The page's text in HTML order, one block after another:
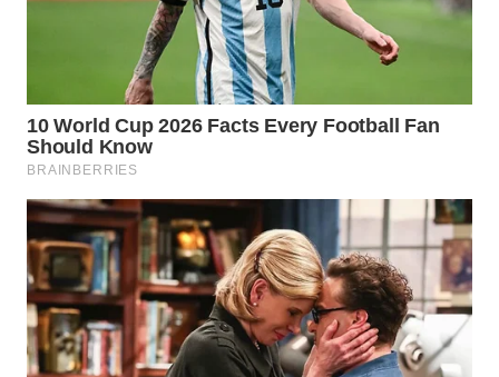
WN
TAPANULI
SELATAN
WN
TANJUNG
LESUNG
WN